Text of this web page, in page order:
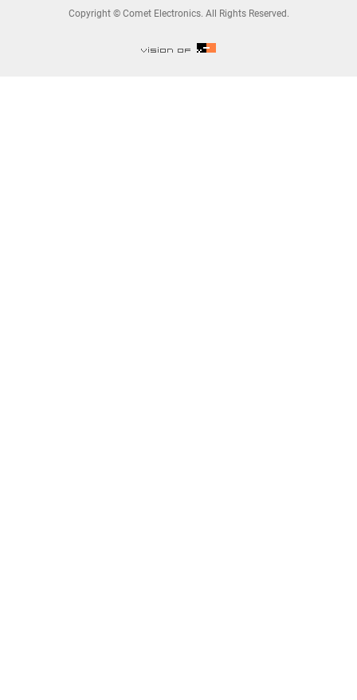
Copyright © Comet Electronics. All Rights Reserved.